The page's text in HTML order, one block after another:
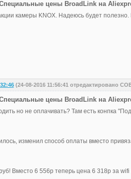
цены BroadLink на
камеры KNOX. Надеюсь будет
(24-08-2016 11:56:41 отредактировано
цены BroadLink на
но не оплачивать? Там есть конпка
изменил способ оплаты вместо
Вместо 6 556р теперь цена 6 318р за wifi